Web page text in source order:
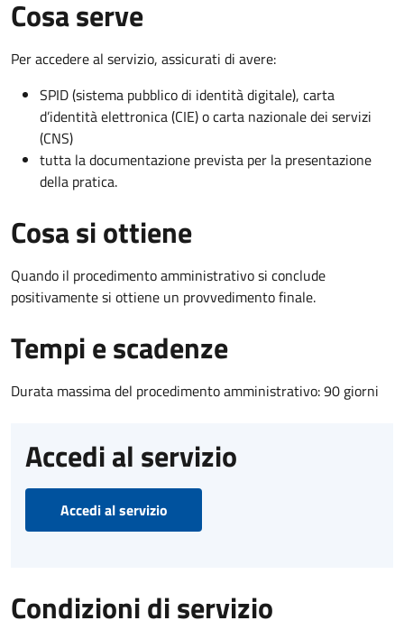
Cosa serve
Per accedere al servizio, assicurati di avere:
SPID (sistema pubblico di identità digitale), carta
d’identità elettronica (CIE) o carta nazionale dei servizi
(CNS)
tutta la documentazione prevista per la presentazione
della pratica.
Cosa si ottiene
Quando il procedimento amministrativo si conclude
positivamente si ottiene un provvedimento finale.
Tempi e scadenze
Durata massima del procedimento amministrativo: 90 giorni
Accedi al servizio
Accedi al servizio
Condizioni di servizio